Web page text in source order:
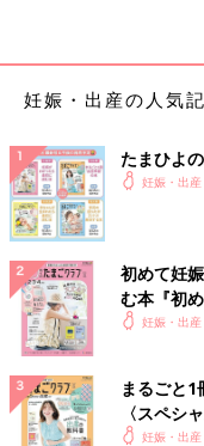
4月3日
発熱38度 子宮口5cm
ように部屋を歩いたり
この時までは（笑）
2:00
痛みがどんどん強くな
口5cmのままで絶望...
寝れない、痛い、終わ
助産師さんに「麻酔入
話ししたいから呼んで
妊娠・出産の人気
たまひよ
妊娠・出産
初めて妊
む本『初
妊娠・出産
まるごと1
〈スペシ
妊娠・出産